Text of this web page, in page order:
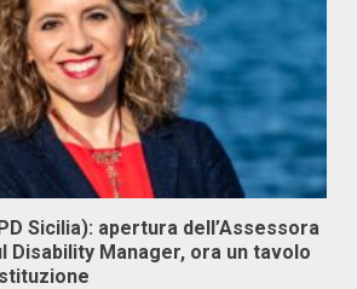
Sicilia): apertura dell’Assessora
Disability Manager, ora un tavolo